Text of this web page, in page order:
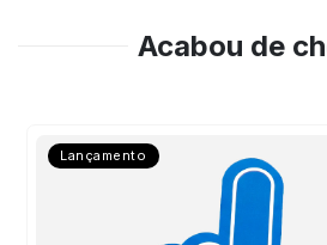
Acabou de
Lançamento